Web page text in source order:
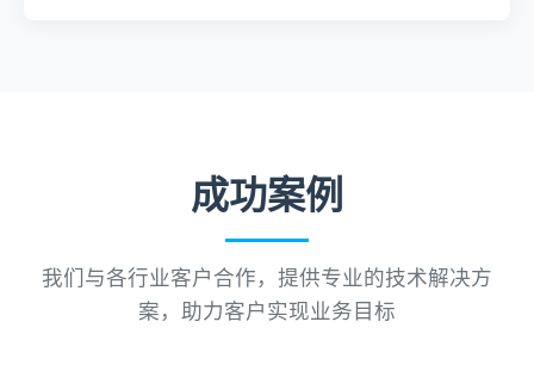
成功案例
我们与各行业客户合作，提供专业的技术解决方
案，助力客户实现业务目标